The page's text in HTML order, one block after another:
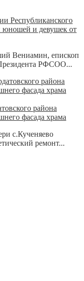
Республиканского
юношей и девушек от
Вениамин, епископ
РФСОО...
района
фасада храма
с.Кученяево
ремонт...